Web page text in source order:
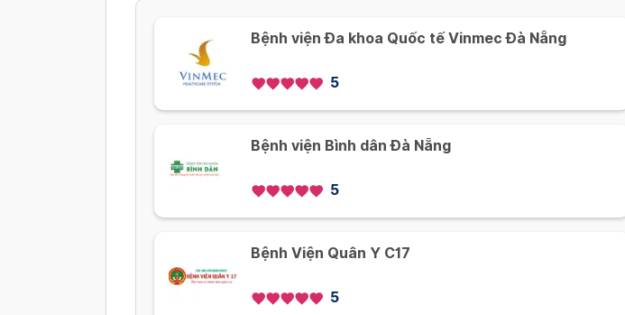
Bệnh viện Đa khoa Quốc tế Vinmec Đà Nẵng
5
Bệnh viện Bình dân Đà Nẵng
5
Bệnh Viện Quân Y C17
5